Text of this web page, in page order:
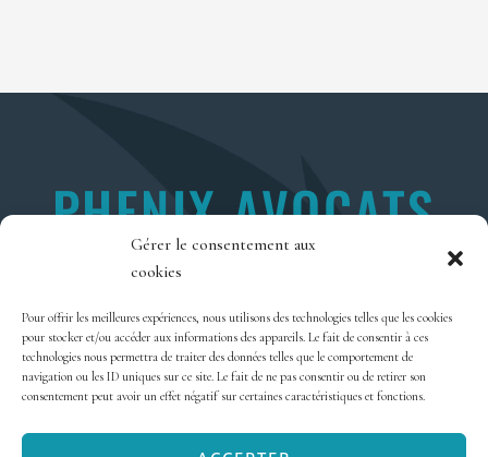
Gérer le consentement aux
cookies
Pour offrir les meilleures expériences, nous utilisons des technologies telles que les cookies
pour stocker et/ou accéder aux informations des appareils. Le fait de consentir à ces
technologies nous permettra de traiter des données telles que le comportement de
navigation ou les ID uniques sur ce site. Le fait de ne pas consentir ou de retirer son
consentement peut avoir un effet négatif sur certaines caractéristiques et fonctions.
PHENIX AVOCATS
Politique de confidentialité